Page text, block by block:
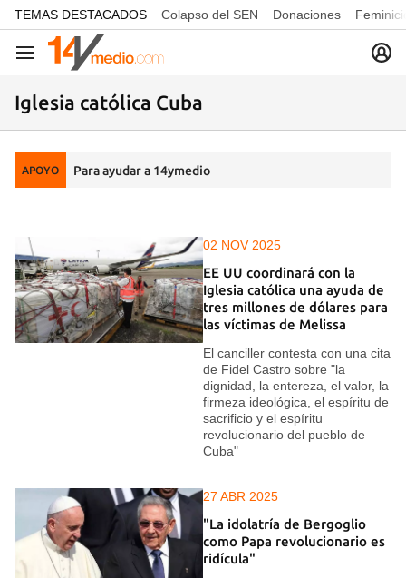
common.go-to-content
TEMAS DESTACADOS Colapso del SEN Donaciones
Navegación
Iglesia católica Cuba
APOYO Para ayudar a 14ymedio
02 NOV 2025
EE UU coordinará con la
Iglesia católica una ayuda de
tres millones de dólares para
las víctimas de Melissa
El canciller contesta con una cita
de Fidel Castro sobre "la
dignidad, la entereza, el valor, la
firmeza ideológica, el espíritu de
sacrificio y el espíritu
revolucionario del pueblo de
Cuba"
27 ABR 2025
"La idolatría de Bergoglio
como Papa revolucionario es
ridícula"